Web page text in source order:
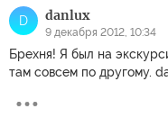
D danlux
9 декабря 2012, 10:34
Брехня! Я был на
там совсем по другому.